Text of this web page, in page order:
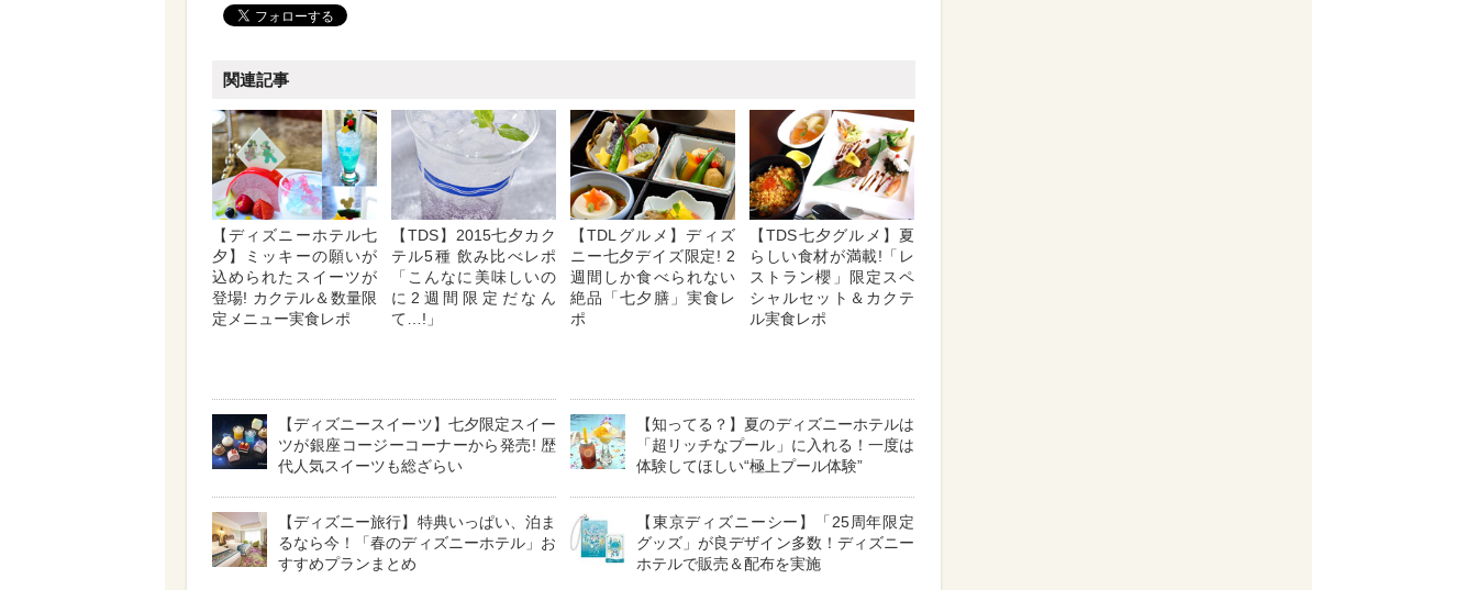
関連記事
【ディズニーホテル七
夕】ミッキーの願いが
込められたスイーツが
登場! カクテル＆数量限
定メニュー実食レポ
【TDS】2015七夕カク
テル5種 飲み比べレポ
「こんなに美味しいの
に2週間限定だなん
て…!」
【TDLグルメ】ディズ
ニー七夕デイズ限定! 2
週間しか食べられない
絶品「七夕膳」実食レ
ポ
【TDS七夕グルメ】夏
らしい食材が満載!「レ
ストラン櫻」限定スペ
シャルセット＆カクテ
ル実食レポ
【ディズニースイーツ】七夕限定スイー
ツが銀座コージーコーナーから発売! 歴
代人気スイーツも総ざらい
【知ってる？】夏のディズニーホテルは
「超リッチなプール」に入れる！一度は
体験してほしい“極上プール体験”
【ディズニー旅行】特典いっぱい、泊ま
るなら今！「春のディズニーホテル」お
すすめプランまとめ
【東京ディズニーシー】「25周年限定
グッズ」が良デザイン多数！ディズニー
ホテルで販売＆配布を実施